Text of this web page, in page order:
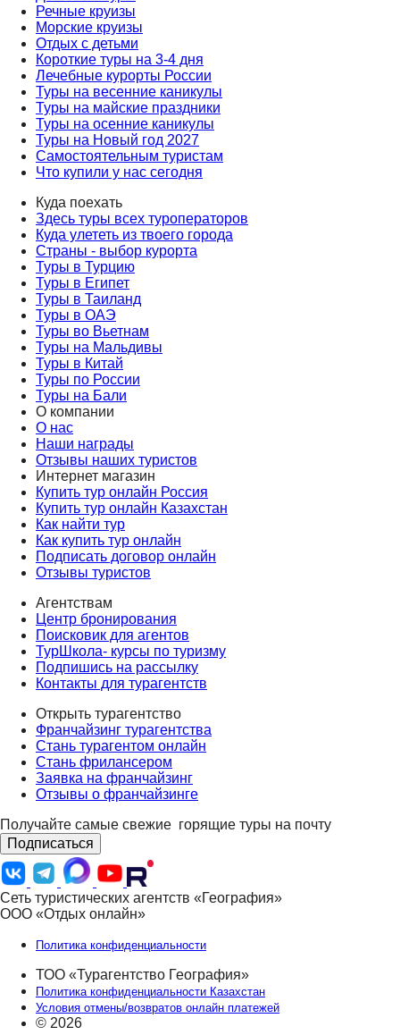
Речные круизы
Морские круизы
Отдых с детьми
Короткие туры на 3-4 дня
Лечебные курорты России
Туры на весенние каникулы
Туры на майские праздники
Туры на осенние каникулы
Туры на Новый год 2027
Самостоятельным туристам
Что купили у нас сегодня
Куда поехать
Здесь туры всех туроператоров
Куда улететь из твоего города
Страны - выбор курорта
Туры в Турцию
Туры в Египет
Туры в Таиланд
Туры в ОАЭ
Туры во Вьетнам
Туры на Мальдивы
Туры в Китай
Туры по России
Туры на Бали
О компании
О нас
Наши награды
Отзывы наших туристов
Интернет магазин
Купить тур онлайн Россия
Купить тур онлайн Казахстан
Как найти тур
Как купить тур онлайн
Подписать договор онлайн
Отзывы туристов
Агентствам
Центр бронирования
Поисковик для агентов
ТурШкола- курсы по туризму
Подпишись на рассылку
Контакты для турагентств
Открыть турагентство
Франчайзинг турагентства
Стань турагентом онлайн
Стань фрилансером
Заявка на франчайзинг
Отзывы о франчайзинге
Получайте самые свежие горящие туры на почту
Подписаться
Сеть туристических агентств «География»
ООО «Отдых онлайн»
Политика конфиденциальности
ТОО «Турагентство География»
Политика конфиденциальности Казахстан
Условия отмены/возвратов онлайн платежей
© 2026